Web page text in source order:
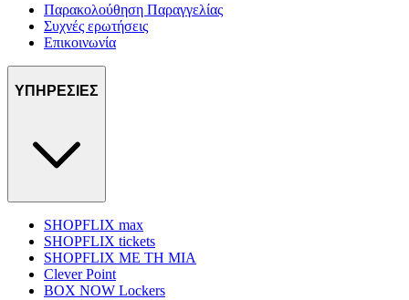
Παρακολούθηση Παραγγελίας
Συχνές ερωτήσεις
Επικοινωνία
ΥΠΗΡΕΣΙΕΣ
SHOPFLIX max
SHOPFLIX tickets
SHOPFLIX ΜΕ ΤΗ ΜΙΑ
Clever Point
BOX NOW Lockers